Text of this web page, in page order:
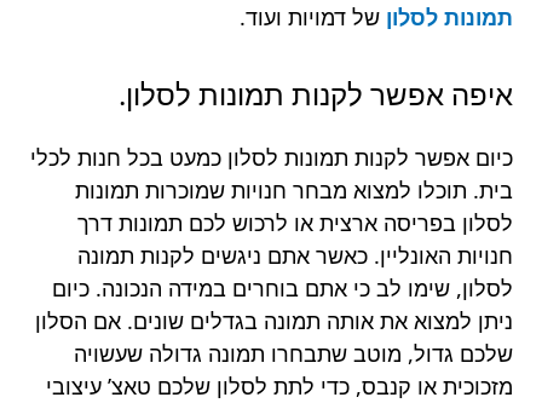
תמונות לסלון של דמויות ועוד.
איפה אפשר לקנות תמונות לסלון.
כיום אפשר לקנות תמונות לסלון כמעט בכל חנות לכלי
בית. תוכלו למצוא מבחר חנויות שמוכרות תמונות
לסלון בפריסה ארצית או לרכוש לכם תמונות דרך
חנויות האונליין. כאשר אתם ניגשים לקנות תמונה
לסלון, שימו לב כי אתם בוחרים במידה הנכונה. כיום
ניתן למצוא את אותה תמונה בגדלים שונים. אם הסלון
שלכם גדול, מוטב שתבחרו תמונה גדולה שעשויה
מזכוכית או קנבס, כדי לתת לסלון שלכם טאצ’ עיצובי